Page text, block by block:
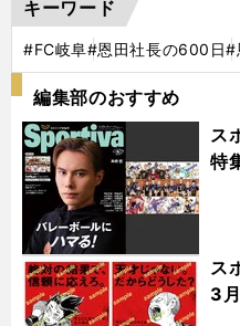
キーワード
#FC岐阜#恩田社長の600日#
編集部のおすすめ
ス
特
ス
3